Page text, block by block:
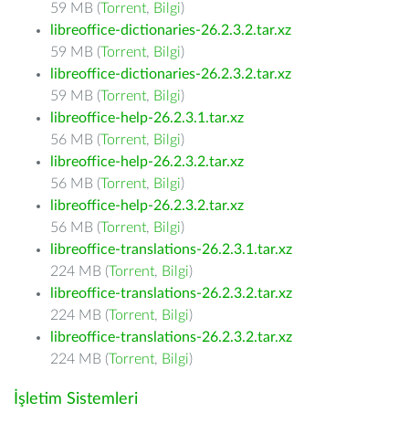
59 MB (Torrent, Bilgi)
libreoffice-dictionaries-26.2.3.2.tar.xz
59 MB (Torrent, Bilgi)
libreoffice-dictionaries-26.2.3.2.tar.xz
59 MB (Torrent, Bilgi)
libreoffice-help-26.2.3.1.tar.xz
56 MB (Torrent, Bilgi)
libreoffice-help-26.2.3.2.tar.xz
56 MB (Torrent, Bilgi)
libreoffice-help-26.2.3.2.tar.xz
56 MB (Torrent, Bilgi)
libreoffice-translations-26.2.3.1.tar.xz
224 MB (Torrent, Bilgi)
libreoffice-translations-26.2.3.2.tar.xz
224 MB (Torrent, Bilgi)
libreoffice-translations-26.2.3.2.tar.xz
224 MB (Torrent, Bilgi)
İşletim Sistemleri